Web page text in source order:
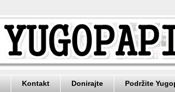
Kontakt Donirajte Podržite